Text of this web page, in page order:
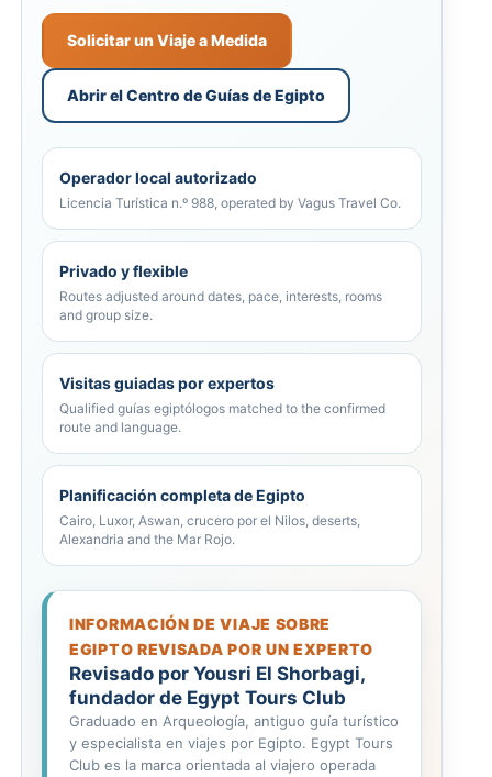
Solicitar un Viaje a Medida
Abrir el Centro de Guías de Egipto
Operador local autorizado
Licencia Turística n.º 988, operated by Vagus Travel Co.
Privado y flexible
Routes adjusted around dates, pace, interests, rooms
and group size.
Visitas guiadas por expertos
Qualified guías egiptólogos matched to the confirmed
route and language.
Planificación completa de Egipto
Cairo, Luxor, Aswan, crucero por el Nilos, deserts,
Alexandria and the Mar Rojo.
INFORMACIÓN DE VIAJE SOBRE
EGIPTO REVISADA POR UN EXPERTO
Revisado por Yousri El Shorbagi,
fundador de Egypt Tours Club
Graduado en Arqueología, antiguo guía turístico
y especialista en viajes por Egipto. Egypt Tours
Club es la marca orientada al viajero operada